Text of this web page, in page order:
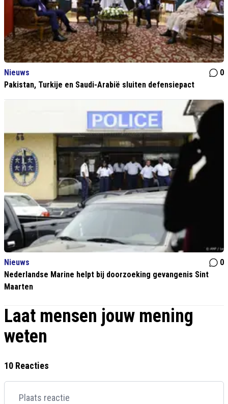
Nieuws
0
Pakistan, Turkije en Saudi-Arabië sluiten defensiepact
Nieuws
0
Nederlandse Marine helpt bij doorzoeking gevangenis Sint
Maarten
Laat mensen jouw mening
weten
10 Reacties